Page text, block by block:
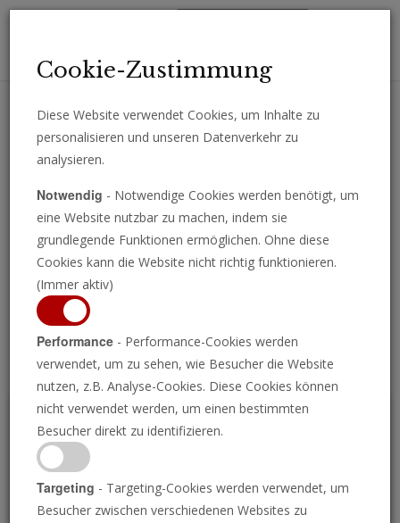
Erhalten Sie wichtige Analysen, Kommentare und Nachrichten
Programm ansehen
P
Cookie-Zustimmung
Diese Website verwendet Cookies, um Inhalte zu
personalisieren und unseren Datenverkehr zu
analysieren.
Notwendig - Notwendige Cookies werden benötigt, um
eine Website nutzbar zu machen, indem sie
grundlegende Funktionen ermöglichen. Ohne diese
Cookies kann die Website nicht richtig funktionieren.
(Immer aktiv)
Performance - Performance-Cookies werden
verwendet, um zu sehen, wie Besucher die Website
nutzen, z.B. Analyse-Cookies. Diese Cookies können
nicht verwendet werden, um einen bestimmten
Besucher direkt zu identifizieren.
Targeting - Targeting-Cookies werden verwendet, um
Besucher zwischen verschiedenen Websites zu